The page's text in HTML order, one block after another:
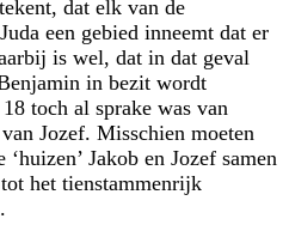
dat elk van de
een gebied inneemt dat er
is wel, dat in dat geval
in bezit wordt
toch al sprake was van
Jozef. Misschien moeten
Jakob en Jozef samen
het tienstammenrijk